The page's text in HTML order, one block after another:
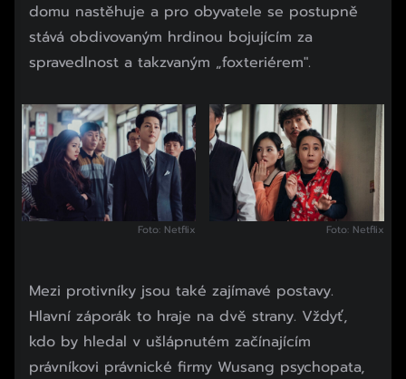
domu nastěhuje a pro obyvatele se postupně
stává obdivovaným hrdinou bojujícím za
spravedlnost a takzvaným „foxteriérem".
Foto: Netflix Foto: Netflix
Mezi protivníky jsou také zajímavé postavy.
Hlavní záporák to hraje na dvě strany. Vždyť,
kdo by hledal v ušlápnutém začínajícím
právníkovi právnické firmy Wusang psychopata,